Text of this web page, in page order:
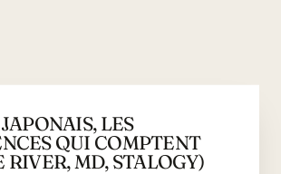
LES
QUI COMPTENT
RIVER, MD, STALOGY)